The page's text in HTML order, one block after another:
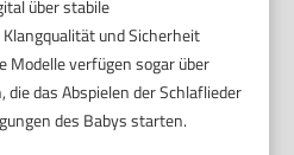
über stabile
und Sicherheit
verfügen sogar über
das Abspielen der Schlaflieder
des Babys starten.